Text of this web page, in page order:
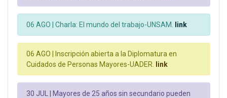
06 AGO | Charla: El mundo del trabajo-UNSAM. link
06 AGO |
Inscripción abierta a la Diplomatura en
Cuidados de Personas Mayores-UADER.
link
30 JUL |
Mayores de 25 años sin secundario pueden